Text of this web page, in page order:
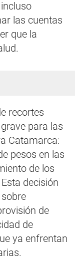
las cuentas
que la
recortes
para las
Catamarca:
pesos en las
de los
decisión
de
de
ya enfrentan